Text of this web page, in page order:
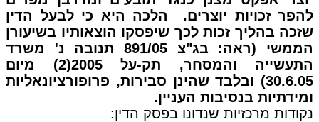
להפר זכויות יוצרים. הלכה היא כי לבעל הדין
שזכה בהליך זכות לכך שיפסקו הוצאותיו בשיעורן
הממשי (ראה: בג"צ 891/05 תנובה נ' משרד
התעשייה והמסחר, תק-על 2005(2) מיום
30.6.05) ובלבד שהינן סבירות, פרופורציונאליות
ומידתיות בנסיבות העניין.
נקודות מרכזיות שנדונו בפסק הדין: